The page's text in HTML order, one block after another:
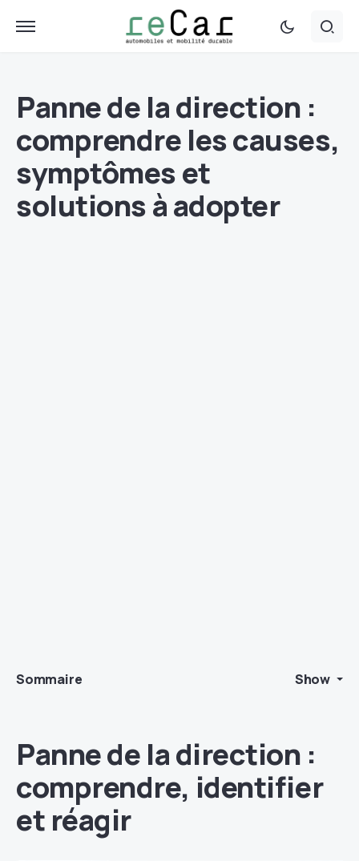
Panne de la direction :
comprendre les causes,
symptômes et
solutions à adopter
Sommaire Show
Panne de la direction :
comprendre, identifier
et réagir